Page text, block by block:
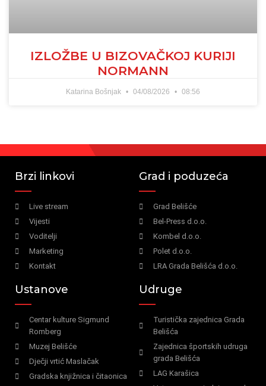
IZLOŽBE U BIZOVAČKOJ KURIJI
NORMANN
Katarina Bošnjak 04/08/2026 08:56
Brzi linkovi
Live stream
Vijesti
Voditelji
Marketing
Kontakt
Grad i poduzeća
Grad Belišće
Bel-Press d.o.o.
Kombel d.o.o.
Polet d.o.o.
LRA Grada Belišća d.o.o.
Ustanove
Centar kulture Sigmund
Romberg
Muzej Belišće
Dječji vrtić Maslačak
Gradska knjižnica i čitaonica
Udruge
Turistička zajednica Grada
Belišća
Zajednica športskih udruga
grada Belišća
LAG Karašica